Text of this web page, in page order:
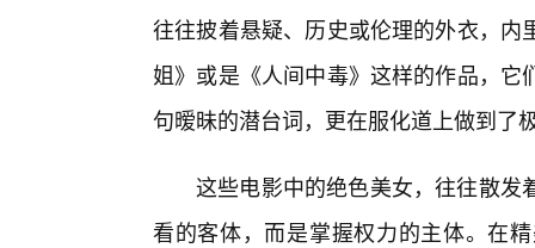
往往披着悬疑、历史或伦理的外衣，
姐》或是《人间中毒》这样的作品，
句暧昧的潜台词，更在服化道上做到了
这些电影中的绝色美女，往往散发
看的客体，而是掌握权力的主体。在